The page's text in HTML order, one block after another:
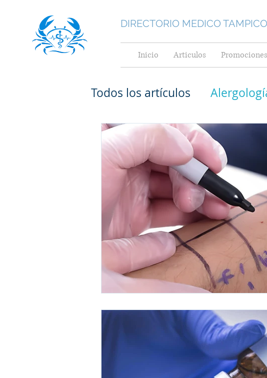
DIRECTORIO MEDICO TAMPICO
Inicio Articulos Promociones
Todos los artículos
Medicina General
Medicina Interna
Cardiológos pediatras en
Cardiólogos
Alergólogos en Tampico